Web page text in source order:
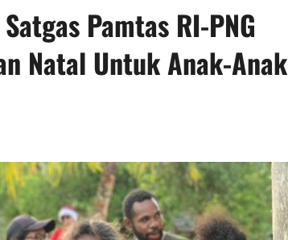
Pamtas RI-PNG
Natal Untuk Anak-Anak